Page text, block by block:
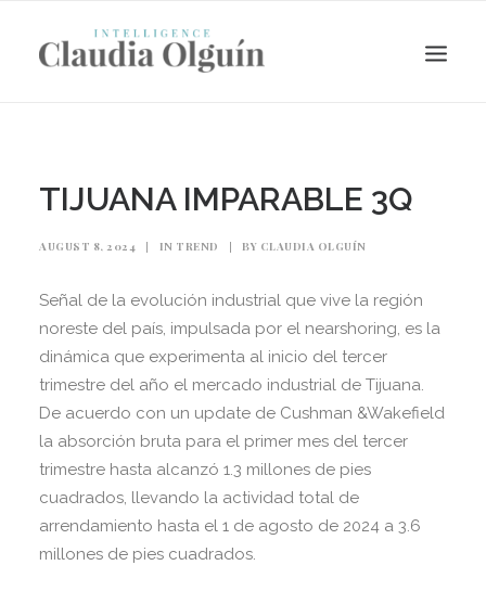
Search
TIJUANA IMPARABLE 3Q
AUGUST 8, 2024 | IN TREND | BY CLAUDIA OLGUÍN
Señal de la evolución industrial que vive la región
noreste del país, impulsada por el nearshoring, es la
dinámica que experimenta al inicio del tercer
trimestre del año el mercado industrial de Tijuana.
De acuerdo con un update de Cushman &Wakefield
la absorción bruta para el primer mes del tercer
trimestre hasta alcanzó 1.3 millones de pies
cuadrados, llevando la actividad total de
arrendamiento hasta el 1 de agosto de 2024 a 3.6
millones de pies cuadrados.